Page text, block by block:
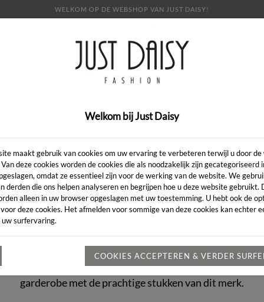
WELKOM OP DE WEBSHOP VAN JUST DAISY!
SALE OVER ONS LOOKBOOK
CONTACT
WEBSHOP MET HET MERK AMÉLIE & AMÉLIE
✔ Tweewekelijks een nieuwe collectie
✔Verscheidene merken
Gepersonaliseerd advies
Amélie & Amélie in onze webshop. Dit geliefde merk
met collecties die uitblinken in kleurrijke prints,
& Amélie online kopen. Laat je inspireren door de
garderobe met de prachtige stukken van dit merk.
Welkom bij Just Daisy
maakt gebruik van cookies om uw ervaring te verbeteren terwijl u door de
deze cookies worden de cookies die als noodzakelijk zijn gecategoriseerd
omdat ze essentieel zijn voor de werking van de website. We
derden die ons helpen analyseren en begrijpen hoe u deze website gebruikt.
alleen in uw browser opgeslagen met uw toestemming. U hebt ook de
deze cookies. Het afmelden voor sommige van deze cookies kan echter
uw surfervaring.
COOKIES ACCEPTEREN & VERDER